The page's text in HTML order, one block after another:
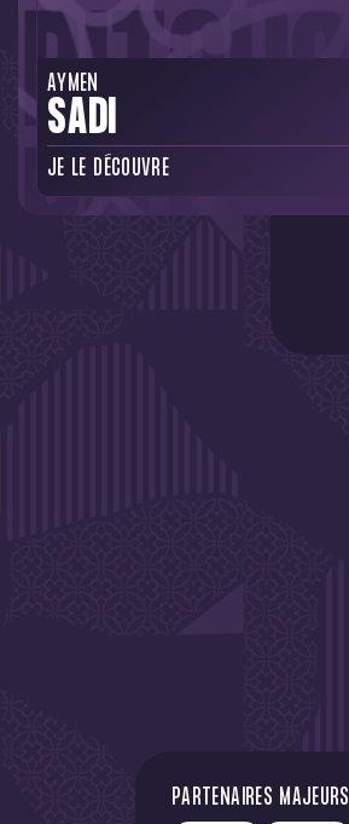
AYMEN
SADI
JE LE DÉCOUVRE
PARTENAIRES MAJEURS